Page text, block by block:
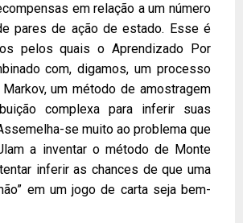
em relação a um número
pares de ação de estado. Esse é
pelos quais o Aprendizado Por
com, digamos, um processo
um método de amostragem
complexa para inferir suas
se muito ao problema que
a inventar o método de Monte
inferir as chances de que uma
em um jogo de carta seja bem-